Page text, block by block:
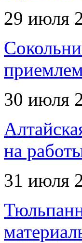
29 июля
30 июля
на
31 июля